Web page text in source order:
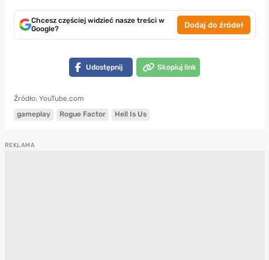
Chcesz częściej widzieć nasze treści w
Google?
Dodaj do źródeł
Udostępnij Skopiuj link
Źródło: YouTube.com
gameplay
Rogue Factor Hell Is Us